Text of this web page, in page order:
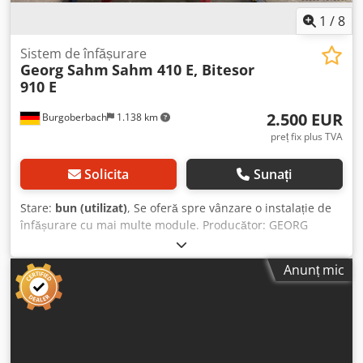
1 /8
Burgoberbach 1.138 km
Sistem de înfășurare
Georg Sahm Sahm 410 E, Bitesor
910 E
2.500 EUR
preț fix plus TVA
Solicita Sunați
Stare: bun (utilizat), Se oferă spre vânzare o instalație de
înfășurare cu mai multe module. Producător: GEORG
SAHM GMBH & CO. KG MASCHINENFABRIK Număr de
module: 6 Tipuri: 5*Bitensor 910 E / 1*Sahm 410 E Sahm
410 E Viteza de înfășurare: max. 350 m/min Lățimea
înfășurării: max. 300 mm Antrenare: cu reglaj al frecvenței
Cadru: pe 3 etaje Diametrul bobinei: max. 355 mm Forța de
Anunț mic